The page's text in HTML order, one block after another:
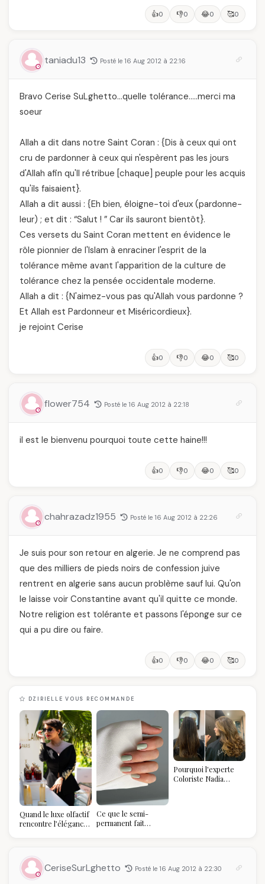
👍0 👎0 😂0 🥰0
taniadu13 Posté le 16 Aug 2012 à 22:16
Bravo Cerise SuLghetto…quelle tolérance…..merci ma
soeur
Allah a dit dans notre Saint Coran : {Dis à ceux qui ont
cru de pardonner à ceux qui n'espèrent pas les jours
d'Allah afin qu'Il rétribue [chaque] peuple pour les acquis
qu'ils faisaient}.
Allah a dit aussi : {Eh bien, éloigne-toi d'eux (pardonne-
leur) ; et dit : “Salut ! ” Car ils sauront bientôt}.
Ces versets du Saint Coran mettent en évidence le
rôle pionnier de l'Islam à enraciner l'esprit de la
tolérance même avant l'apparition de la culture de
tolérance chez la pensée occidentale moderne.
Allah a dit : {N'aimez-vous pas qu'Allah vous pardonne ?
Et Allah est Pardonneur et Miséricordieux}.
je rejoint Cerise
👍0 👎0 😂0 🥰0
flower754 Posté le 16 Aug 2012 à 22:18
il est le bienvenu pourquoi toute cette haine!!!
👍0 👎0 😂0 🥰0
chahrazadz1955 Posté le 16 Aug 2012 à 22:26
Je suis pour son retour en algerie. Je ne comprend pas
que des milliers de pieds noirs de confession juive
rentrent en algerie sans aucun problème sauf lui. Qu'on
le laisse voir Constantine avant qu'il quitte ce monde.
Notre religion est tolérante et passons l'éponge sur ce
qui a pu dire ou faire.
👍0 👎0 😂0 🥰0
DZIRIELLE VOUS RECOMMANDE
Quand le luxe olfactif
rencontre l’élégance
temps
Ce que le semi-
permanent fait
Pourquoi l'experte
Coloriste Nadia
CeriseSurLghetto Posté le 16 Aug 2012 à 22:30